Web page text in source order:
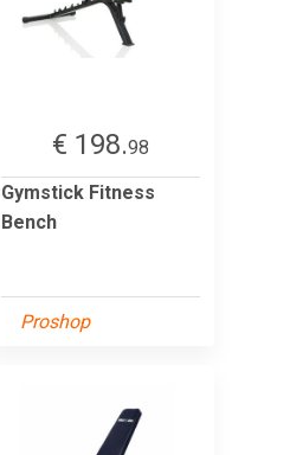
€ 198.98
Gymstick Fitness
Bench
Proshop